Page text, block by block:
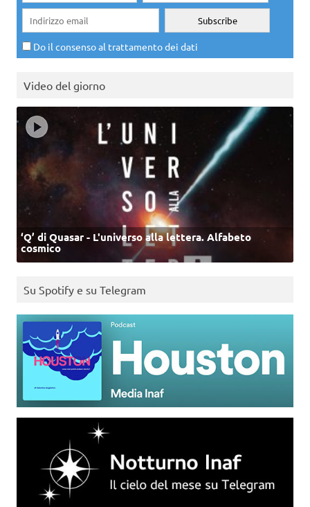
Do il consenso al trattamento dei dati
Video del giorno
‘Q’ di Quasar - L'universo alla lettera. Alfabeto
cosmico
Su Spotify e su Telegram